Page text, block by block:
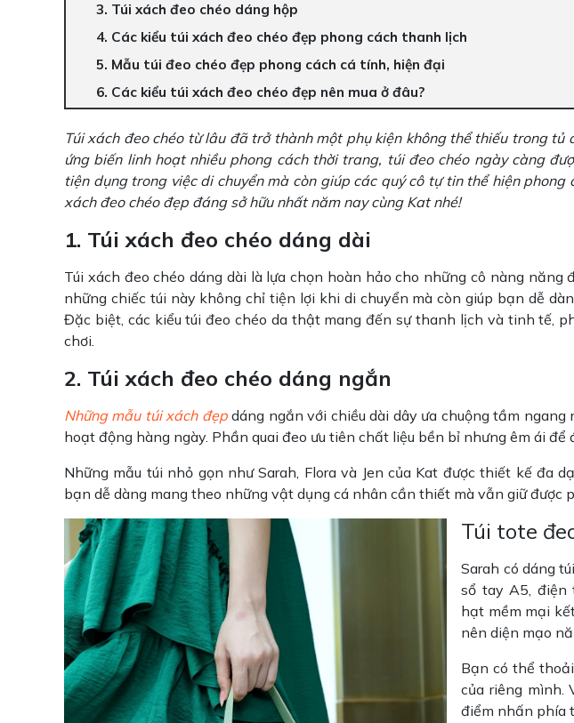
3. Túi xách đeo chéo dáng hộp
4. Các kiểu túi xách đeo chéo đẹp phong cách thanh lịch
5. Mẫu túi đeo chéo đẹp phong cách cá tính, hiện đại
6. Các kiểu túi xách đeo chéo đẹp nên mua ở đâu?
Túi xách đeo chéo từ lâu đã trở thành một phụ kiện không thể thiếu trong
ứng biến linh hoạt nhiều phong cách thời trang, túi đeo chéo ngày càng
tiện dụng trong việc di chuyển mà còn giúp các quý cô tự tin thể hiện
xách đeo chéo đẹp đáng sở hữu nhất năm nay cùng Kat nhé!
1. Túi xách đeo chéo dáng dài
Túi xách đeo chéo dáng dài là lựa chọn hoàn hảo cho những cô nàng năng
những chiếc túi này không chỉ tiện lợi khi di chuyển mà còn giúp bạn dễ
Đặc biệt, các kiểu túi đeo chéo da thật mang đến sự thanh lịch và tinh tế,
chơi.
2. Túi xách đeo chéo dáng ngắn
Những mẫu túi xách đẹpdáng ngắn với chiều dài dây ưa chuộng tầm ngang
hoạt động hàng ngày. Phần quai đeo ưu tiên chất liệu bền bỉ nhưng êm ái
Những mẫu túi nhỏ gọn như Sarah, Flora và Jen của Kat được thiết kế đa
bạn dễ dàng mang theo những vật dụng cá nhân cần thiết mà vẫn giữ được
Túi tote
Sarah có dáng
sổ tay A5, điện
hạt mềm mại
nên diện mạo
Bạn có thể
của riêng mình.
điểm nhấn phía